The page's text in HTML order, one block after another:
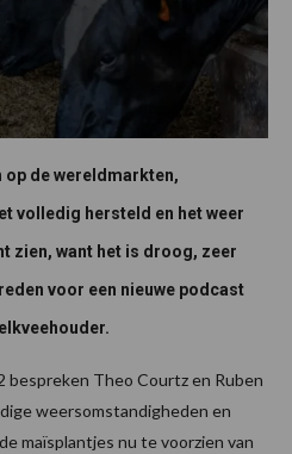
op de wereldmarkten,
volledig hersteld en het weer
zien, want het is droog, zeer
voor een nieuwe podcast
bespreken Theo Courtz en Ruben
weersomstandigheden en
maïsplantjes nu te voorzien van